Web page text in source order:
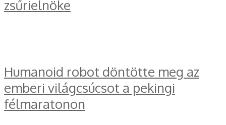
zsűrielnöke
Humanoid robot döntötte meg az
emberi világcsúcsot a pekingi
félmaratonon